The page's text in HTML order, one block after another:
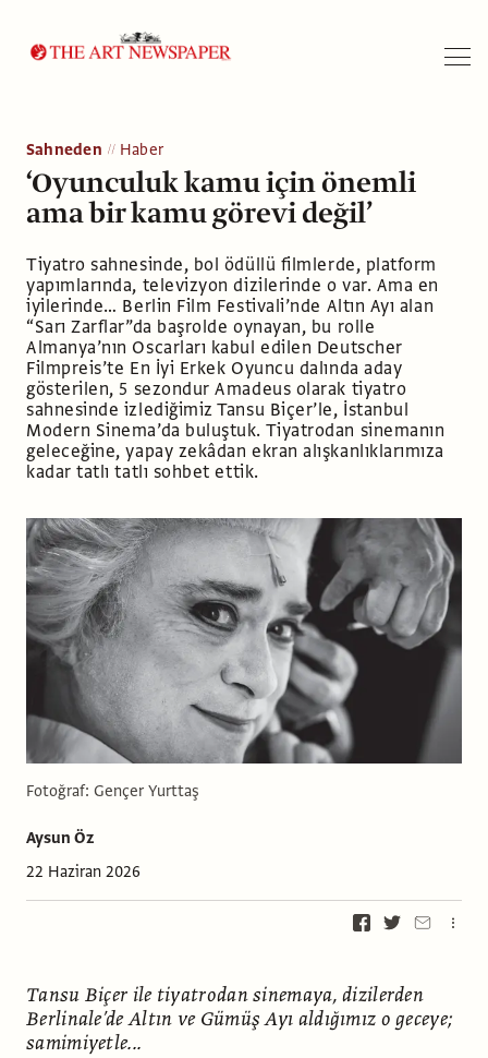
Sahneden Haber
‘Oyunculuk kamu için önemli
ama bir kamu görevi değil’
Tiyatro sahnesinde, bol ödüllü filmlerde, platform
yapımlarında, televizyon dizilerinde o var. Ama en
iyilerinde… Berlin Film Festivali’nde Altın Ayı alan
“Sarı Zarflar”da başrolde oynayan, bu rolle
Almanya’nın Oscarları kabul edilen Deutscher
Filmpreis’te En İyi Erkek Oyuncu dalında aday
gösterilen, 5 sezondur Amadeus olarak tiyatro
sahnesinde izlediğimiz Tansu Biçer’le, İstanbul
Modern Sinema’da buluştuk. Tiyatrodan sinemanın
geleceğine, yapay zekâdan ekran alışkanlıklarımıza
kadar tatlı tatlı sohbet ettik.
Aysun Öz
22 Haziran 2026
Fotoğraf: Gençer Yurttaş
Tansu Biçer ile tiyatrodan sinemaya, dizilerden
Berlinale’de Altın ve Gümüş Ayı aldığımız o geceye;
samimiyetle...